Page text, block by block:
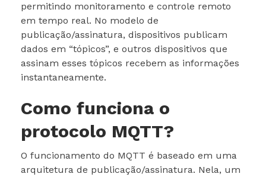
permitindo monitoramento e controle remoto
em tempo real. No modelo de
publicação/assinatura, dispositivos publicam
dados em “tópicos”, e outros dispositivos que
assinam esses tópicos recebem as informações
instantaneamente.
Como funciona o
protocolo MQTT?
O funcionamento do MQTT é baseado em uma
arquitetura de publicação/assinatura. Nela, um